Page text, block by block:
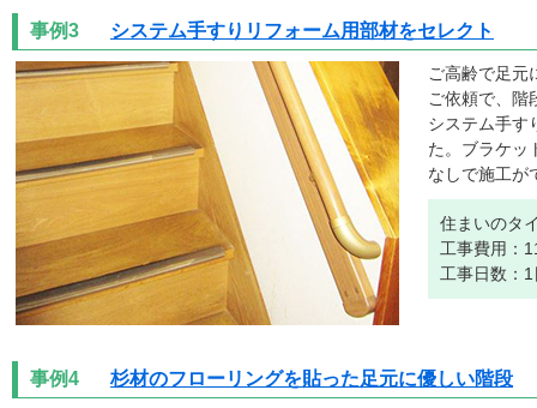
事例3 システム手すりリフォーム用部材をセレクト
ご高齢で足元
ご依頼で、階
システム手す
た。ブラケッ
なしで施工
住まいのタ
工事費用：
工事日数：
事例4 杉材のフローリングを貼った足元に優しい階段